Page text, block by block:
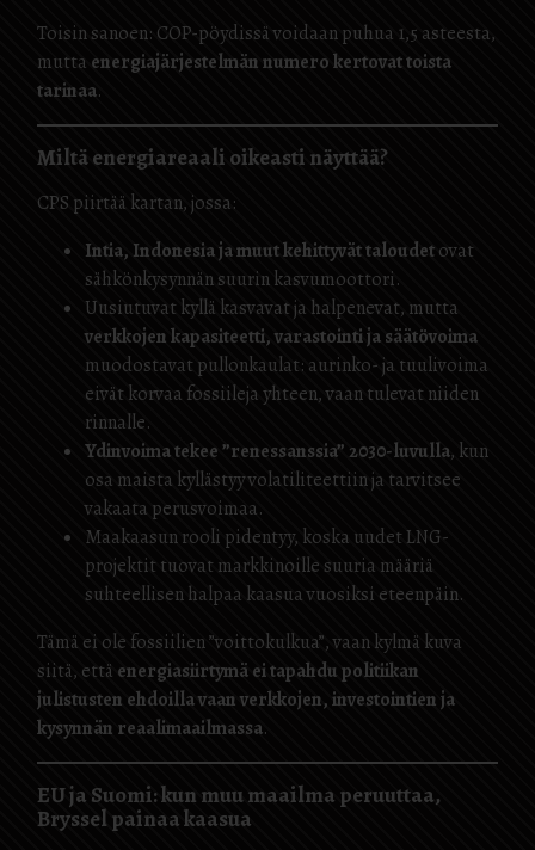
Toisin sanoen: COP-pöydissä voidaan puhua 1,5 asteesta,
mutta energiajärjestelmän numero kertovat toista
tarinaa.
Miltä energiareaali oikeasti näyttää?
CPS piirtää kartan, jossa:
Intia, Indonesia ja muut kehittyvät taloudetovat
sähkönkysynnän suurin kasvumoottori.
Uusiutuvat kyllä kasvavat ja halpenevat, mutta
verkkojen kapasiteetti, varastointi ja säätövoima
muodostavat pullonkaulat: aurinko- ja tuulivoima
eivät korvaa fossiileja yhteen, vaan tulevat niiden
rinnalle.
Ydinvoima tekee ”renessanssia” 2030-luvulla, kun
osa maista kyllästyy volatiliteettiin ja tarvitsee
vakaata perusvoimaa.
Maakaasun rooli pidentyy, koska uudet LNG-
projektit tuovat markkinoille suuria määriä
suhteellisen halpaa kaasua vuosiksi eteenpäin.
Tämä ei ole fossiilien ”voittokulkua”, vaan kylmä kuva
siitä, että energiasiirtymä ei tapahdu politiikan
julistusten ehdoilla vaan verkkojen, investointien ja
kysynnän reaalimaailmassa.
EU ja Suomi: kun muu maailma peruuttaa,
Bryssel painaa kaasua